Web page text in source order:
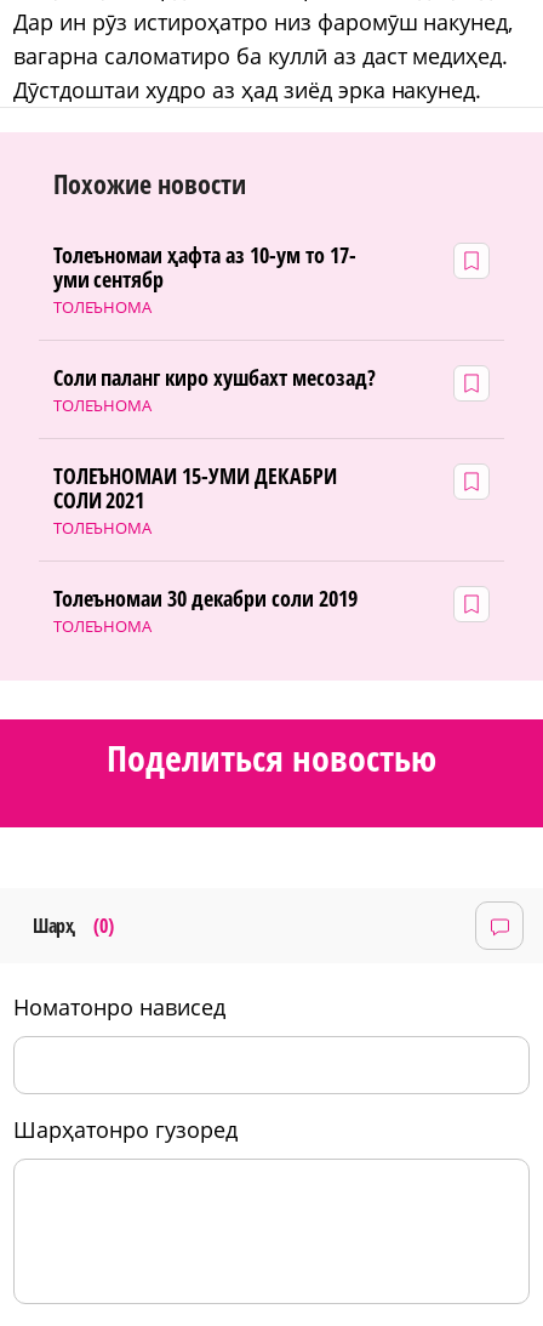
Дар ин рӯз истироҳатро низ фаромӯш накунед,
вагарна саломатиро ба куллӣ аз даст медиҳед.
Дӯстдоштаи худро аз ҳад зиёд эрка накунед.
Похожие новости
ТОЛЕЪНОМА
Толеъномаи ҳафта аз 10-ум то 17-
уми сентябр
ТОЛЕЪНОМА
Соли паланг киро хушбахт месозад?
ТОЛЕЪНОМА
ТОЛЕЪНОМАИ 15-УМИ ДЕКАБРИ
СОЛИ 2021
ТОЛЕЪНОМА
Толеъномаи 30 декабри соли 2019
Поделиться новостью
Шарҳ (0)
номатонро нависед
шарҳатонро гузоред